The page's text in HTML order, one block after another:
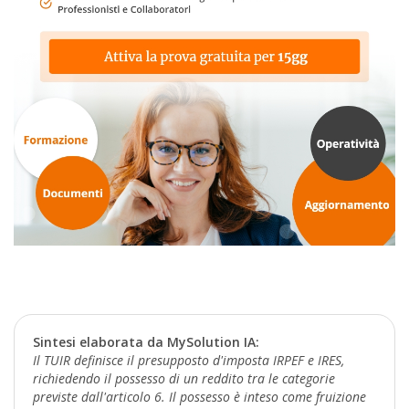
Sintesi elaborata da MySolution IA:
Il TUIR definisce il presupposto d'imposta IRPEF e IRES,
richiedendo il possesso di un reddito tra le categorie
previste dall'articolo 6. Il possesso è inteso come fruizione